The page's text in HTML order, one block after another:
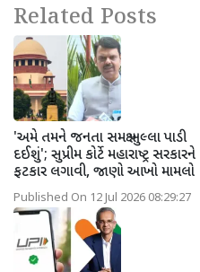
Related Posts
'અમે તમને જનતા સમક્ષ ખુલ્લા પાડી
દઈશું'; સુપ્રીમ કોર્ટે મહારાષ્ટ્ર સરકારને
ફટકાર લગાવી, જાણો આખો મામલો
Published On 12 Jul 2026 08:29:27